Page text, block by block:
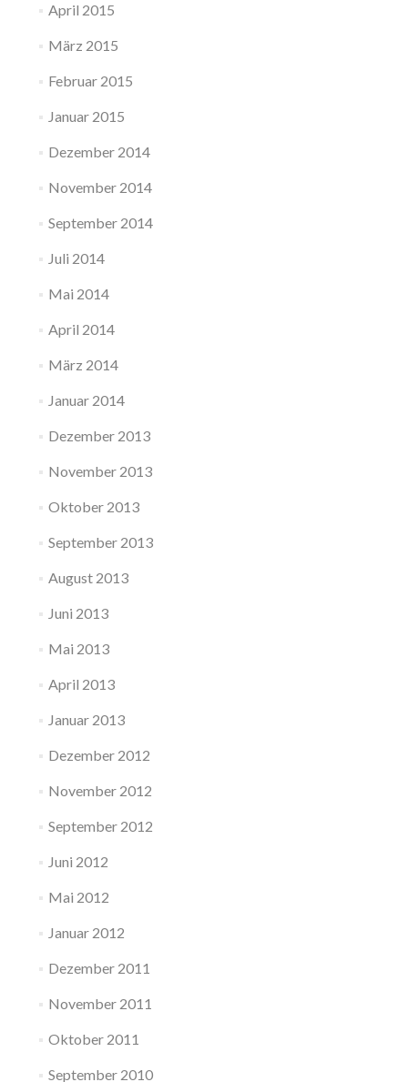
April 2015
März 2015
Februar 2015
Januar 2015
Dezember 2014
November 2014
September 2014
Juli 2014
Mai 2014
April 2014
März 2014
Januar 2014
Dezember 2013
November 2013
Oktober 2013
September 2013
August 2013
Juni 2013
Mai 2013
April 2013
Januar 2013
Dezember 2012
November 2012
September 2012
Juni 2012
Mai 2012
Januar 2012
Dezember 2011
November 2011
Oktober 2011
September 2010